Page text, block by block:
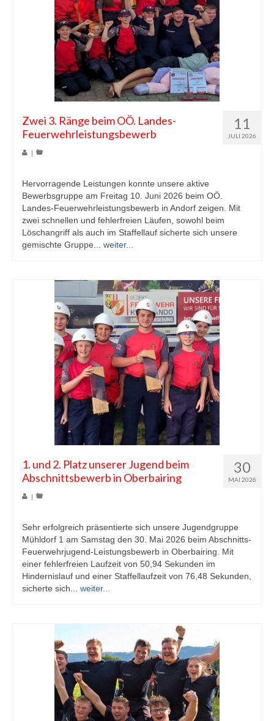
11
JULI 2026
Zwei 3. Ränge beim OÖ. Landes-
Feuerwehrleistungsbewerb
|
Hervorragende Leistungen konnte unsere aktive
Bewerbsgruppe am Freitag 10. Juni 2026 beim OÖ.
Landes-Feuerwehrleistungsbewerb in Andorf zeigen. Mit
zwei schnellen und fehlerfreien Läufen, sowohl beim
Löschangriff als auch im Staffellauf sicherte sich unsere
gemischte Gruppe... weiter...
30
MAI 2026
1. und 2. Platz unserer Jugend beim
Abschnittsbewerb in Oberbairing
|
Sehr erfolgreich präsentierte sich unsere Jugendgruppe
Mühldorf 1 am Samstag den 30. Mai 2026 beim Abschnitts-
Feuerwehrjugend-Leistungsbewerb in Oberbairing. Mit
einer fehlerfreien Laufzeit von 50,94 Sekunden im
Hindernislauf und einer Staffellaufzeit von 76,48 Sekunden,
sicherte sich... weiter...